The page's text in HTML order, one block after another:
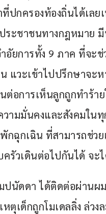
ปกครองท้องถิ่นได้เล
ระชาชนทางกฎหมาย
อัยการทั้ง 9 ภาค ที่จ
แวะเข้าไปปรึกษาจะ
อการเห็นลูกถูกทำร้า
มมั่นคงและสังคมในทุ
ฉุกเฉิน ที่สามารถช่ว
รัวเดินต่อไปกันได้ จะ
นัดดา ได้ติดต่อผ่านผ
ตุเด็กถูกโมเดลลิ่ง ล่ว